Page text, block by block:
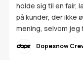
holde sig til en fair,
på kunder, der ikke
mening, selvom
Dopesnow